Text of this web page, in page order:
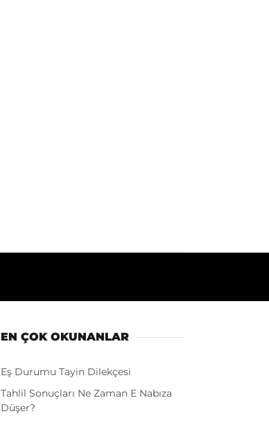
EN ÇOK OKUNANLAR
Eş Durumu Tayin Dilekçesi
Tahlil Sonuçları Ne Zaman E Nabıza
Düşer?